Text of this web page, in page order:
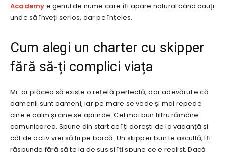
Academy e genul de nume care îți apare natural când cauți
unde să înveți serios, dar pe înțeles.
Cum alegi un charter cu skipper
fără să-ți complici viața
Mi-ar plăcea să existe o rețetă perfectă, dar adevărul e că
oamenii sunt oameni, iar pe mare se vede și mai repede
cine e calm și cine se aprinde. Cel mai bun filtru rămâne
comunicarea. Spune din start ce îți dorești de la vacanță și
cât de activ vrei să fii pe barcă. Un skipper bun te ascultă, îți
răspunde fără să te ia de sus și îți spune ce e realist. Dacă